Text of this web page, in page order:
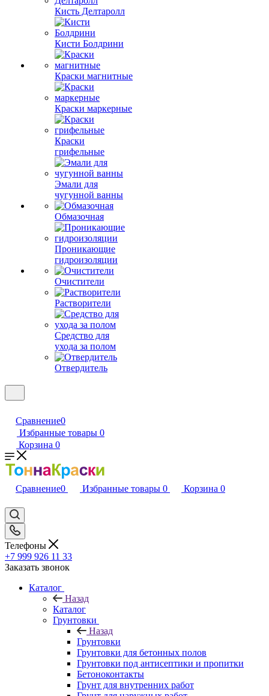
Кисть Делтаролл
Кисти Болдрини
Краски магнитные
Краски маркерные
Краски
грифельные
Эмали для
чугунной ванны
Обмазочная
Проникающие
гидроизоляции
Очистители
Растворители
Средство для
ухода за полом
Отвердитель
Сравнение0
Избранные товары 0
Корзина 0
Сравнение0 Избранные товары 0 Корзина 0
Телефоны
+7 999 926 11 33
Заказать звонок
Каталог
Назад
Каталог
Грунтовки
Назад
Грунтовки
Грунтовки для бетонных полов
Грунтовки под антисептики и пропитки
Бетоноконтакты
Грунт для внутренних работ